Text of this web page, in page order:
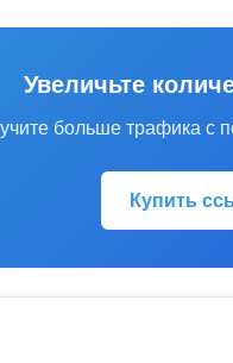
Увеличьте
больше трафика с
Купить